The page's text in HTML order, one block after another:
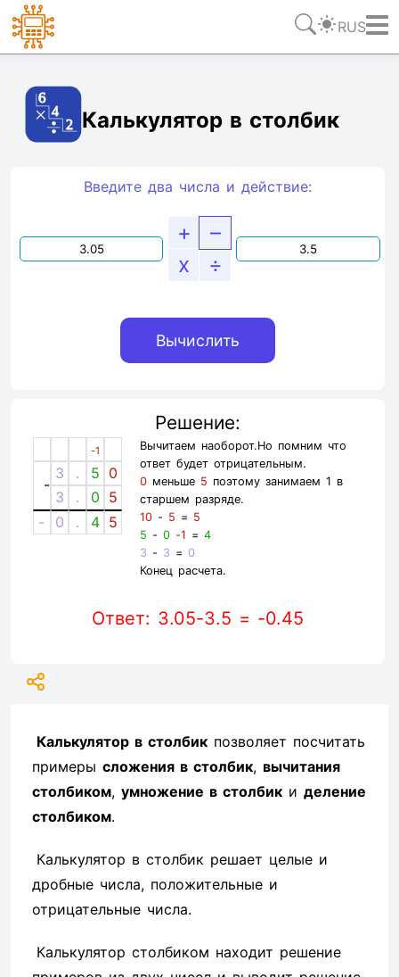
RUS
Калькулятор в столбик
Введите два числа и действие:
+
–
x
÷
Решение:
-1
-
3 . 5 0
3
. 0 5
-
0 . 4 5
Вычитаем наоборот.Но помним что
ответ будет отрицательным.
0меньше 5 поэтому занимаем 1 в
старшем разряде.
10- 5 = 5
5 - 0 -1 = 4
3 - 3 = 0
Конец расчета.
Ответ: 3.05-3.5 = -0.45
Калькулятор в столбик позволяет посчитать
примеры сложения в столбик, вычитания
столбиком, умножение в столбик и деление
столбиком.
Калькулятор в столбик решает целые и
дробные числа, положительные и
отрицательные числа.
Калькулятор столбиком находит решение